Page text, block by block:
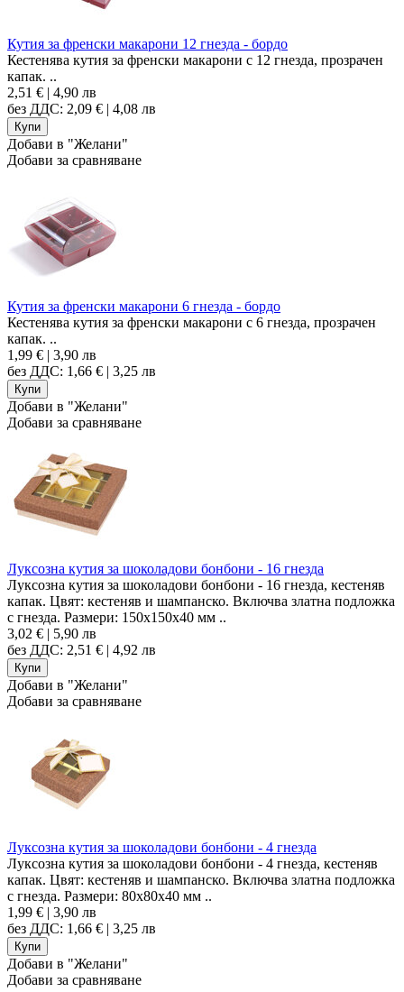
Кутия за френски макарони 12 гнезда - бордо
Кестенява кутия за френски макарони с 12 гнезда, прозрачен
капак. ..
2,51 € | 4,90 лв
без ДДС: 2,09 € | 4,08 лв
Добави в "Желани"
Добави за сравняване
Кутия за френски макарони 6 гнезда - бордо
Кестенява кутия за френски макарони с 6 гнезда, прозрачен
капак. ..
1,99 € | 3,90 лв
без ДДС: 1,66 € | 3,25 лв
Добави в "Желани"
Добави за сравняване
Луксозна кутия за шоколадови бонбони - 16 гнезда
Луксозна кутия за шоколадови бонбони - 16 гнезда, кестеняв
капак. Цвят: кестеняв и шампанско. Включва златна подложка
с гнезда. Размери: 150x150x40 мм ..
3,02 € | 5,90 лв
без ДДС: 2,51 € | 4,92 лв
Добави в "Желани"
Добави за сравняване
Луксозна кутия за шоколадови бонбони - 4 гнезда
Луксозна кутия за шоколадови бонбони - 4 гнезда, кестеняв
капак. Цвят: кестеняв и шампанско. Включва златна подложка
с гнезда. Размери: 80x80x40 мм ..
1,99 € | 3,90 лв
без ДДС: 1,66 € | 3,25 лв
Добави в "Желани"
Добави за сравняване